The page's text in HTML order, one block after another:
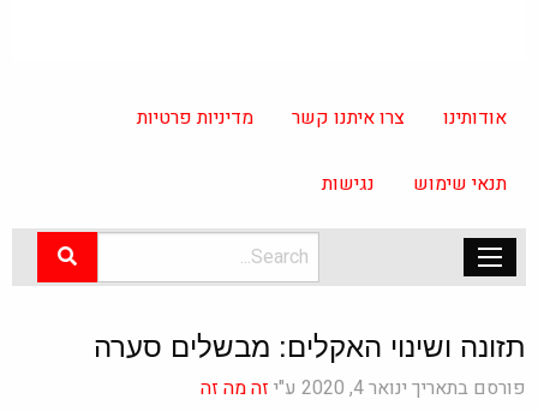
אודותינו צרו איתנו קשר מדיניות פרטיות
תנאי שימוש נגישות
תזונה ושינוי האקלים: מבשלים סערה
פורסם בתאריך ינואר 4, 2020 ע"י
זה מה זה